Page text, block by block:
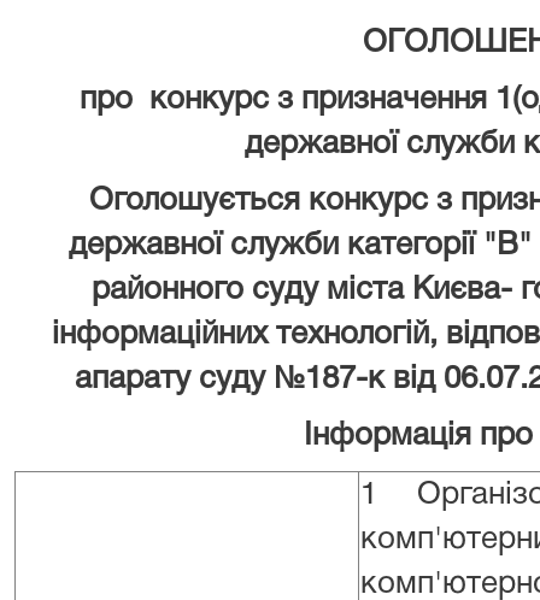
про конкурс з призначення
державної служби
Оголошується конкурс з
державної служби категорії
районного суду міста Києва-
інформаційних технологій,
апарату суду №187-к від
Інформація
1